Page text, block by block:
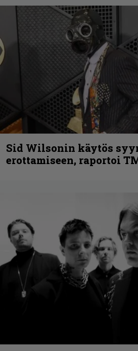
Sid Wilsonin käytös
erottamiseen, raportoi